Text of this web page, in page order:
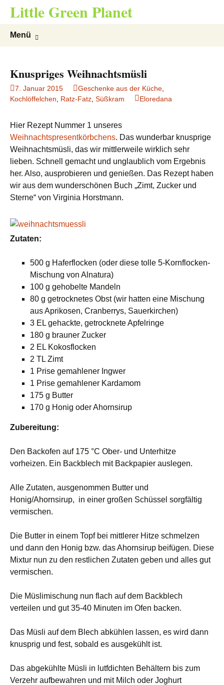
Little Green Planet
Menü
Knuspriges Weihnachtsmüsli
7. Januar 2015 Geschenke aus der Küche
Kochlöffelchen
Ratz-Fatz Süßkram Eloredana
Hier Rezept Nummer 1 unseres
Weihnachtspresentkörbchens. Das wunderbar knusprige
Weihnachtsmüsli, das wir mittlerweile wirklich sehr
lieben. Schnell gemacht und unglaublich vom Ergebnis
her. Also, ausprobieren und genießen. Das Rezept haben
wir aus dem wunderschönen Buch „Zimt, Zucker und
Sterne“ von Virginia Horstmann.
Zutaten:
500 g Haferflocken (oder diese tolle 5-Kornflocken-
Mischung von Alnatura)
100 g gehobelte Mandeln
80 g getrocknetes Obst (wir hatten eine Mischung
aus Aprikosen, Cranberrys, Sauerkirchen)
3 EL gehackte, getrocknete Apfelringe
180 g brauner Zucker
2 EL Kokosflocken
2 TL Zimt
1 Prise gemahlener Ingwer
1 Prise gemahlener Kardamom
175 g Butter
170 g Honig oder Ahornsirup
Zubereitung:
Den Backofen auf 175 °C Ober- und Unterhitze
vorheizen. Ein Backblech mit Backpapier auslegen.
Alle Zutaten, ausgenommen Butter und
Honig/Ahornsirup, in einer großen Schüssel sorgfältig
vermischen.
Die Butter in einem Topf bei mittlerer Hitze schmelzen
und dann den Honig bzw. das Ahornsirup beifügen. Diese
Mixtur nun zu den restlichen Zutaten geben und alles gut
vermischen.
Die Müslimischung nun flach auf dem Backblech
verteilen und gut 35-40 Minuten im Ofen backen.
Das Müsli auf dem Blech abkühlen lassen, es wird dann
knusprig und fest, sobald es ausgekühlt ist.
Das abgekühlte Müsli in lutfdichten Behältern bis zum
Verzehr aufbewahren und mit Milch oder Joghurt